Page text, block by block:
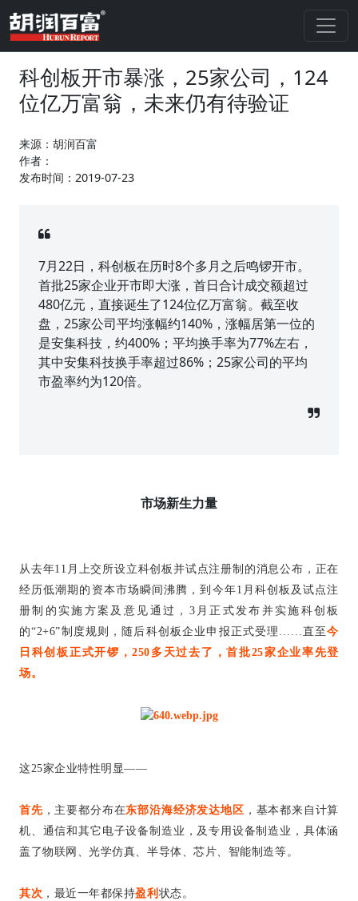
科创板开市暴涨，25家公司，124
位亿万富翁，未来仍有待验证
来源：胡润百富
作者：
发布时间：2019-07-23
7月22日，科创板在历时8个多月之后鸣锣开市。
首批25家企业开市即大涨，首日合计成交额超过
480亿元，直接诞生了124位亿万富翁。截至收
盘，25家公司平均涨幅约140%，涨幅居第一位的
是安集科技，约400%；平均换手率为77%左右，
其中安集科技换手率超过86%；25家公司的平均
市盈率约为120倍。
市场新生力量
从去年11月上交所设立科创板并试点注册制的消息公布，正在
经历低潮期的资本市场瞬间沸腾，到今年1月科创板及试点注
册制的实施方案及意见通过，3月正式发布并实施科创板
的“2+6”制度规则，随后科创板企业申报正式受理……直至今
日科创板正式开锣，250多天过去了，首批25家企业率先登
场。
这25家企业特性明显——
首先，主要都分布在东部沿海经济发达地区 ，基本都来自计算
机、通信和其它电子设备制造业，及专用设备制造业，具体涵
盖了物联网、光学仿真、半导体、芯片、智能制造等。
其次 ，最近一年都保持盈利 状态。